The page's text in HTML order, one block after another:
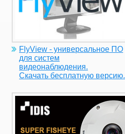
FlyView - универсальное ПО
для систем
видеонаблюдения.
Скачать бесплатную версию.